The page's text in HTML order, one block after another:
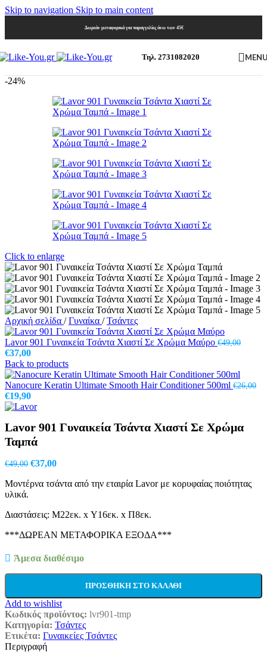
Skip to navigation Skip to main content
Δωρεάν μεταφορικά για παραγγελίες άνω των 45€
Τηλ. 2731082020
-24%
Click to enlarge
Αρχική σελίδα / Γυναίκα / Τσάντες
Lavor 901 Γυναικεία Τσάντα Χιαστί Σε Χρώμα Μαύρο €49,00
Original
price
was:
€49,00.
€37,00Η
τρέχουσα
τιμή
είναι:
€37,00.
Back to products
Nanocure Keratin Ultimate Smooth Hair Conditioner 500ml €26,00
Original
price
€26,00.
€19,90Η
τρέχουσα
είναι:
€19,90.
Lavor 901 Γυναικεία Τσάντα Χιαστί Σε Χρώμα
Ταμπά
€49,00 Original
was:
€37,00Η
τιμή
Μοντέρνα τσάντα από την εταιρία Lavor με κορυφαίας ποιότητας
υλικά.
Διαστάσεις: Μ22εκ. x Υ16εκ. x Π8εκ.
***ΔΩΡΕΑΝ ΜΕΤΑΦΟΡΙΚΑ ΕΞΟΔΑ***
Άμεσα διαθέσιμο
ΠΡΟΣΘΉΚΗ ΣΤΟ ΚΑΛΆΘΙ
Add to wishlist
Κωδικός προϊόντος: lvr901-tmp
Κατηγορία: Τσάντες
Ετικέτα: Γυναικείες Τσάντες
Περιγραφή